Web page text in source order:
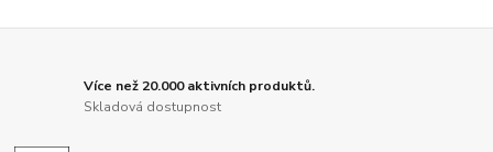
Více než 20.000 aktivních produktů.
Skladová dostupnost